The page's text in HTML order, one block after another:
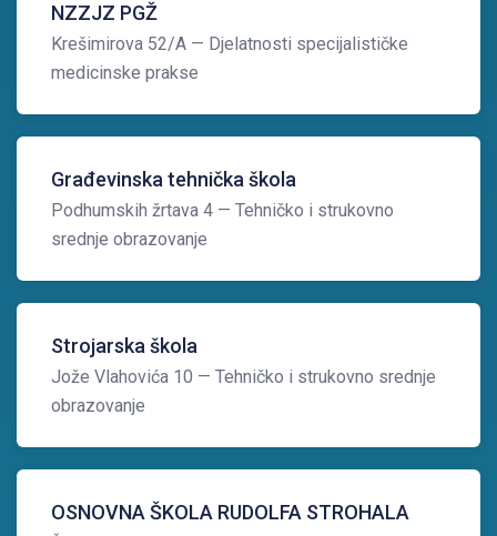
NZZJZ PGŽ
Krešimirova 52/A — Djelatnosti specijalističke
medicinske prakse
Građevinska tehnička škola
Podhumskih žrtava 4 — Tehničko i strukovno
srednje obrazovanje
Strojarska škola
Jože Vlahovića 10 — Tehničko i strukovno srednje
obrazovanje
OSNOVNA ŠKOLA RUDOLFA STROHALA